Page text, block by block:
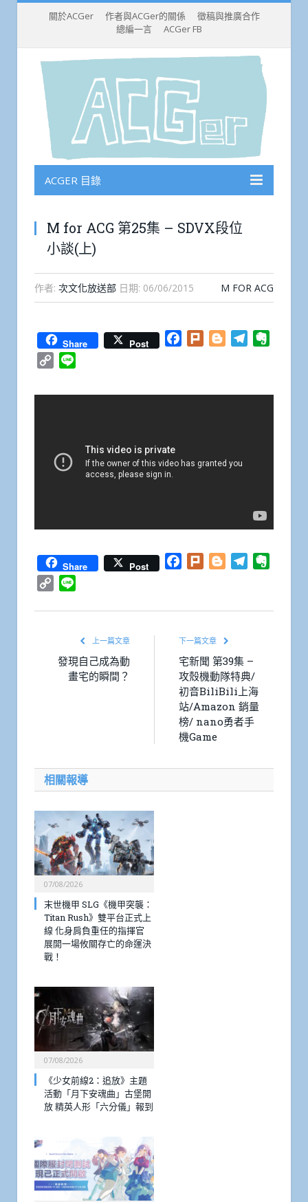
關於ACGer 作者與ACGer的關係
徵稿與推廣合作
總編一言
ACGer FB
ACGER 目錄
M for ACG 第25集 – SDVX段位
小談(上)
作者: 次文化放送部 日期: 06/06/2015 M FOR ACG
Share Post Facebook
Plurk BloggerTelegram
Copy
Share Post Facebook
Plurk BloggerTelegram
Copy
上一篇文章
發現自己成為動
畫宅的瞬間？
下一篇文章
宅新聞 第39集 –
攻殼機動隊特典/
初音BiliBili上海
站/Amazon 銷量
榜/ nano勇者手
機Game
相關報導
07/08/2026
末世機甲 SLG《機甲突襲：
Titan Rush》雙平台正式上
線 化身肩負重任的指揮官
展開一場攸關存亡的命運決
戰！
07/08/2026
《少女前線2：追放》主題
活動「月下安魂曲」古堡開
放 精英人形「六分儀」報到